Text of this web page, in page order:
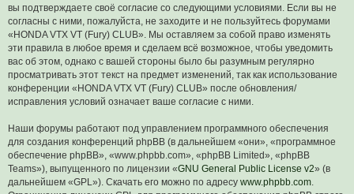
вы подтверждаете своё согласие со следующими условиями. Если вы не
согласны с ними, пожалуйста, не заходите и не пользуйтесь форумами
«HONDA VTX VT (Fury) CLUB». Мы оставляем за собой право изменять
эти правила в любое время и сделаем всё возможное, чтобы уведомить
вас об этом, однако с вашей стороны было бы разумным регулярно
просматривать этот текст на предмет изменений, так как использование
конференции «HONDA VTX VT (Fury) CLUB» после обновления/
исправления условий означает ваше согласие с ними.
Наши форумы работают под управлением программного обеспечения
для создания конференций phpBB (в дальнейшем «они», «программное
обеспечение phpBB», «www.phpbb.com», «phpBB Limited», «phpBB
Teams»), выпущенного по лицензии «GNU General Public License v2» (в
дальнейшем «GPL»). Скачать его можно по адресу www.phpbb.com